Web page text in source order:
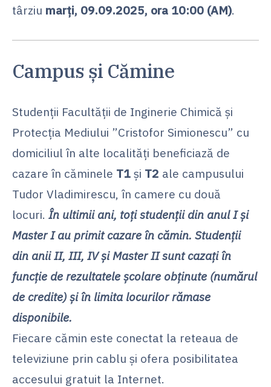
târziu marți, 09.09.2025, ora 10:00 (AM).
Campus și Cămine
Studenţii Facultăţii de Inginerie Chimică şi
Protecţia Mediului ”Cristofor Simionescu” cu
domiciliul în alte localităţi beneficiază de
cazare în căminele T1 şi T2 ale campusului
Tudor Vladimirescu, în camere cu două
locuri. În ultimii ani, toţi studenţii din anul I şi
Master I au primit cazare în cămin. Studenţii
din anii II, III, IV şi Master II sunt cazaţi în
funcţie de rezultatele şcolare obţinute (numărul
de credite) şi în limita locurilor rămase
disponibile.
Fiecare cămin este conectat la reteaua de
televiziune prin cablu şi ofera posibilitatea
accesului gratuit la Internet.